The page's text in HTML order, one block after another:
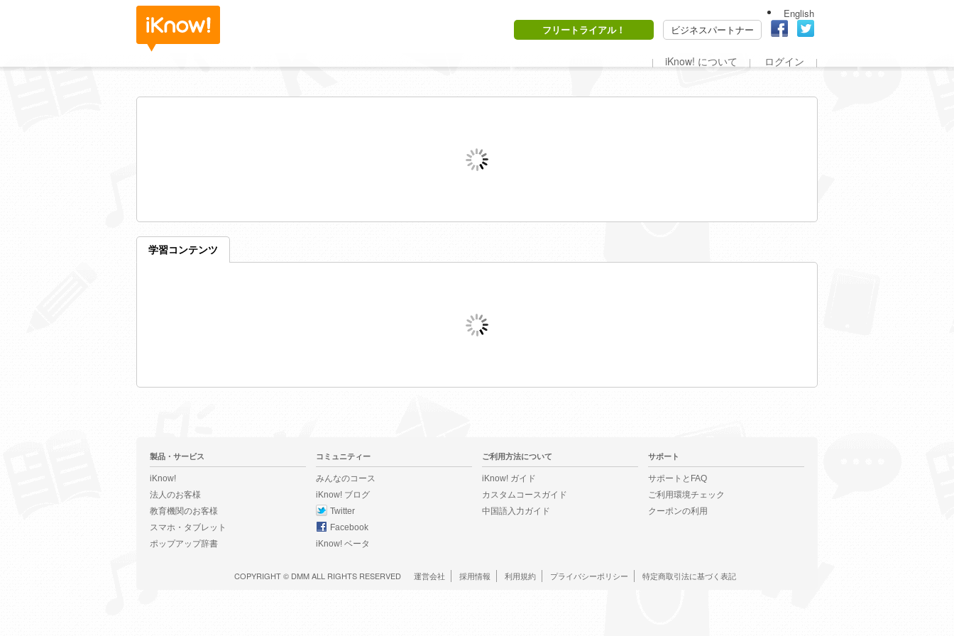
English
フリートライアル！
ビジネスパートナー
iKnow! について ログイン
学習コンテンツ
製品・サービス
iKnow!
法人のお客様
教育機関のお客様
スマホ・タブレット
ポップアップ辞書
コミュニティー
みんなのコース
iKnow! ブログ
Twitter
Facebook
iKnow! ベータ
ご利用方法について
iKnow! ガイド
カスタムコースガイド
中国語入力ガイド
サポート
サポートとFAQ
ご利用環境チェック
クーポンの利用
COPYRIGHT © DMMALL RIGHTS RESERVED 運営会社 採用情報 利用規約 プライバシーポリシー 特定商取引法に基づく表記